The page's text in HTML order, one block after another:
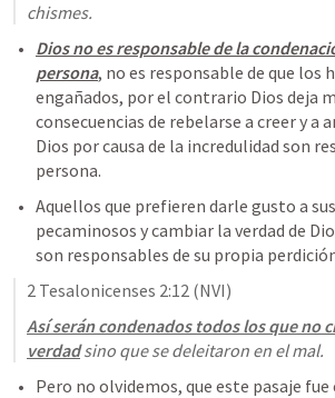
chismes.
Dios no es responsable de la
persona, no es responsable de que los
engañados, por el contrario Dios deja
consecuencias de rebelarse a creer y a
Dios por causa de la incredulidad son
persona.
Aquellos que prefieren darle gusto a
pecaminosos y cambiar la verdad de
son responsables de su propia
2 Tesalonicenses 2:12 (NVI)
Así serán condenados todos los que no
verdad sino que se deleitaron en el mal.
Pero no olvidemos, que este pasaje